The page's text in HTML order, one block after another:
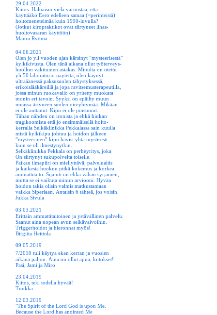
29.04.2022
Kiitos. Haluaisin vielä varmistaa, että
käyttääkö Eero edelleen samaa (=perinteistä)
hoitomenetelmää kuin 1990-luvulla?
(Jotkut kiropraktikot ovat siirtyneet lihas-
huoltovasaran käyttöön)
Maura Ryömä
04.06.2021
Olen jo yli vuoden ajan kärsinyt ”mysteerisestä"
kylkikivusta. Olen tänä aikana ollut työterveys-
huollon vakituinen asiakas. Minulta on otettu
yli 50 laboratorio näytettä, olen käynyt
ultraäänessä paksusuolen tähystyksessä,
erikoislääkäreillä ja jopa ravitsemusterapeutilla,
jossa minun ruokavalio on yritetty muokata
monin eri tavoin. Syyksi on epäilty muun
muassa ärtyneen suolen oireyhtymää. Mikään
ei ole auttanut. Kipu ei ole poistunut.
Tähän nähden on ironista ja ehkä hiukan
tragikoomista että jo ensimmäisellä hoito-
kerralla Selkäklinikka Pekkalassa sain kuulla
mistä kylkikipu johtuu ja hoidon jälkeen
”mysteerinen” kipu hävisi yhtä mystisesti
kuin se oli ilmestynytkin.
Selkäklinikka Pekkala on perheyritys, joka
On siirtynyt sukupolvelta toiselle.
Paikan ilmapiiri on miellyttävä, palvelualtis
ja kaikesta huokuu pitkä kokemus ja korkea
ammattitaito. Sijainti on ehkä vähän syrjäinen,
mutta se ei vaikuta minun arviooni. Hyvän
hoidon takia olisin valmis matkustamaan
vaikka Siperiaan. Antaisin 6 tähteä, jos voisin.
Jukka Sivula
03.03.2021
Erittäin ammattitaitoinen ja ystävällinen palvelu.
Saanut aina nopean avun selkävaivoihin.
Triggerhoidot ja hieronnat myös!
Birgitta Heittola
09.05.2019
7/2010 tuli käytyä ekan kerran ja vuosien
aikana paljon. Aina on ollut apua, kiitokset!
Pasi, Jami ja Miro
23.04.2019
Kiitos, teki todella hyvää!
Tuukka
12.03.2019
"The Spirit of the Lord God is upon Me.
Because the Lord has anointed Me